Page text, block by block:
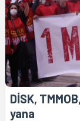
DİSK,
yana